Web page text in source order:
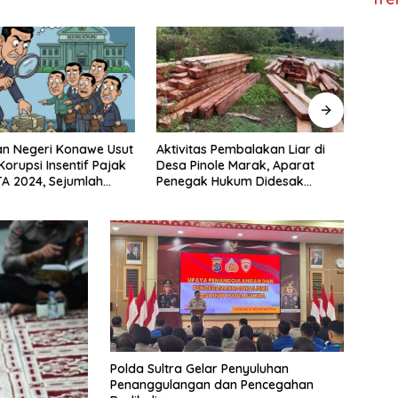
Liar di
Marak, Aparat
Didesak
Uang Rakyat di Konawe Utara
Diduga Raib Rp2,5 Miliar, Jaksa
Masih Bungkam
Polda Sultra Gelar Penyuluhan
Penanggulangan dan Pencegahan